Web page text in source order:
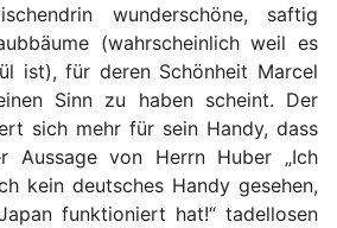
wunderschöne, saftig
(wahrscheinlich weil es
ist), für deren Schönheit Marcel
Sinn zu haben scheint. Der
sich mehr für sein Handy, dass
Aussage von Herrn Huber „Ich
kein deutsches Handy gesehen,
funktioniert hat!“ tadellosen